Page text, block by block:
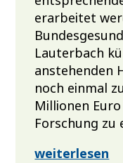
erarbeitet
Lauterbach
anstehenden
noch einmal
Millionen
Forschung zu
weiterlesen